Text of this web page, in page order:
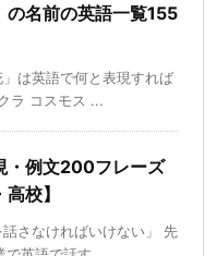
の名前の英語一覧155
は英語で何と表現すれば
ラ コスモス ...
・例文200フレーズ
校】
話さなければいけない」 先